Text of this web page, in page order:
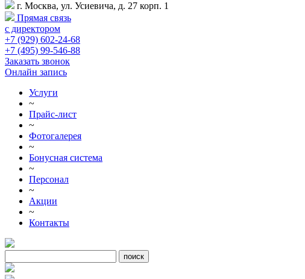
г. Москва, ул. Усиевича, д. 27 корп. 1
Прямая связь
с директором
+7 (929) 602-24-68
+7 (495) 99-546-88
Заказать звонок
Онлайн запись
Услуги
~
Прайс-лист
~
Фотогалерея
~
Бонусная система
~
Персонал
~
Акции
~
Контакты